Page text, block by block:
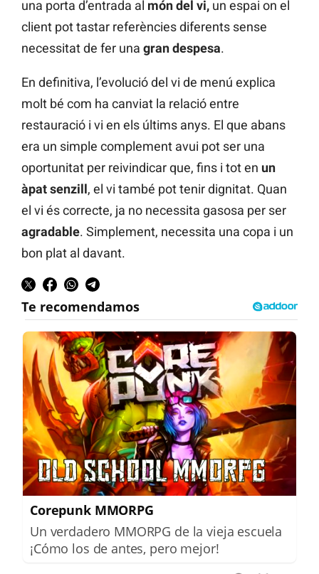
una porta d’entrada al món del vi, un espai on el
client pot tastar referències diferents sense
necessitat de fer una gran despesa.
En definitiva, l’evolució del vi de menú explica
molt bé com ha canviat la relació entre
restauració i vi en els últims anys. El que abans
era un simple complement avui pot ser una
oportunitat per reivindicar que, fins i tot en un
àpat senzill, el vi també pot tenir dignitat. Quan
el vi és correcte, ja no necessita gasosa per ser
agradable. Simplement, necessita una copa i un
bon plat al davant.
Corepunk MMORPG
Un verdadero MMORPG de la vieja escuela
¡Cómo los de antes, pero mejor!